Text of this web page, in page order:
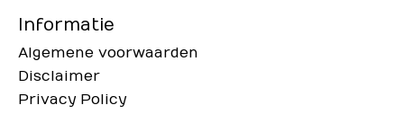
Informatie
Algemene voorwaarden
Disclaimer
Privacy Policy